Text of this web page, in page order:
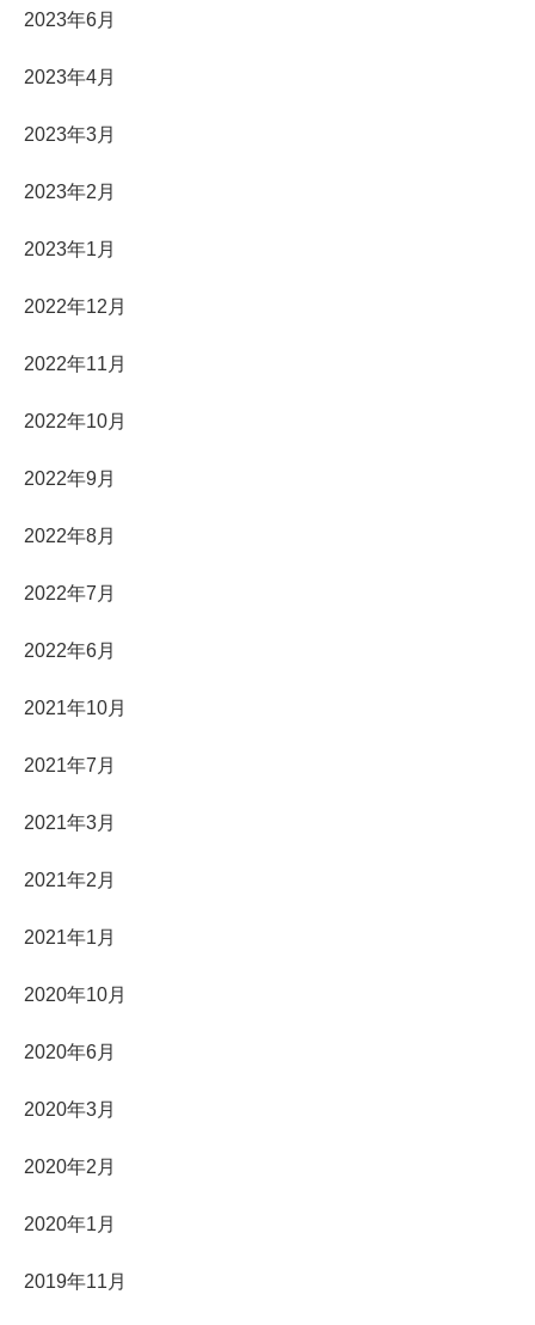
2023年6月
2023年4月
2023年3月
2023年2月
2023年1月
2022年12月
2022年11月
2022年10月
2022年9月
2022年8月
2022年7月
2022年6月
2021年10月
2021年7月
2021年3月
2021年2月
2021年1月
2020年10月
2020年6月
2020年3月
2020年2月
2020年1月
2019年11月